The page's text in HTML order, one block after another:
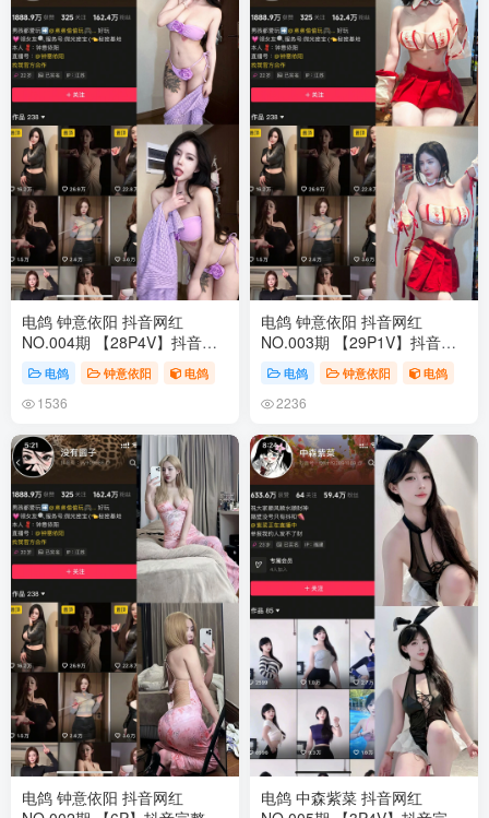
电鸽 钟意依阳 抖音网红
NO.004期 【28P4V】抖音完
整版合集
电鸽 钟意依阳 电鸽
1536
电鸽 钟意依阳 抖音网红
NO.003期 【29P1V】抖音完
整版合集
电鸽 钟意依阳 电鸽
2236
电鸽 钟意依阳 抖音网红
电鸽 中森紫菜 抖音网红